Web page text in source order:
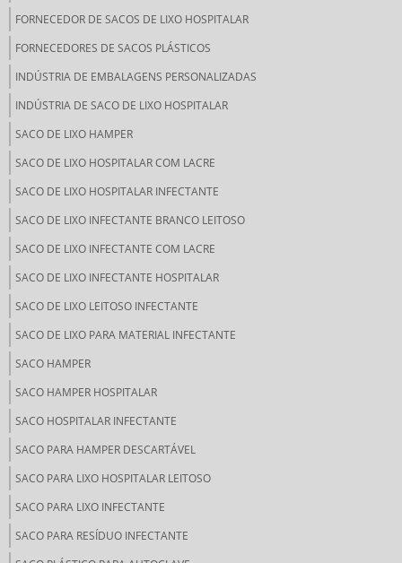
FORNECEDOR DE SACOS DE LIXO HOSPITALAR
FORNECEDORES DE SACOS PLÁSTICOS
INDÚSTRIA DE EMBALAGENS PERSONALIZADAS
INDÚSTRIA DE SACO DE LIXO HOSPITALAR
SACO DE LIXO HAMPER
SACO DE LIXO HOSPITALAR COM LACRE
SACO DE LIXO HOSPITALAR INFECTANTE
SACO DE LIXO INFECTANTE BRANCO LEITOSO
SACO DE LIXO INFECTANTE COM LACRE
SACO DE LIXO INFECTANTE HOSPITALAR
SACO DE LIXO LEITOSO INFECTANTE
SACO DE LIXO PARA MATERIAL INFECTANTE
SACO HAMPER
SACO HAMPER HOSPITALAR
SACO HOSPITALAR INFECTANTE
SACO PARA HAMPER DESCARTÁVEL
SACO PARA LIXO HOSPITALAR LEITOSO
SACO PARA LIXO INFECTANTE
SACO PARA RESÍDUO INFECTANTE